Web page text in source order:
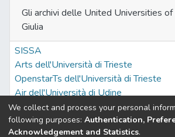
Gli archivi delle United Universities of
Giulia
SISSA
Arts dell'Università di Trieste
OpenstarTs dell'Università di Trieste
Air dell'Università di Udine
We collect and process your personal
following purposes: Authentication,
Acknowledgement and Statistics.